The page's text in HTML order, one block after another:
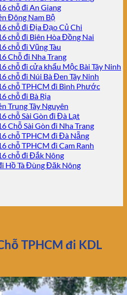
chỗ đi An Giang
Đông Nam Bộ
chỗ đi Địa Đạo Củ Chi
chỗ đi Biên Hòa Đồng Nai
chỗ đi Vũng Tàu
Chỗ đi Nha Trang
chỗ đi cửa khẩu Mộc Bài Tây Ninh
chỗ đi Núi Bà Đen Tây Ninh
chỗ TPHCM đi Bình Phước
chỗ đi Bà Rịa
Trung Tây Nguyên
chỗ Sài Gòn đi Đà Lạt
Chỗ Sài Gòn đi Nha Trang
chỗ TPHCM đi Đà Nẵng
chỗ TPHCM đi Cam Ranh
chỗ đi Đắk Nông
Hồ Tà Đùng Đăk Nông
TPHCM đi KDL